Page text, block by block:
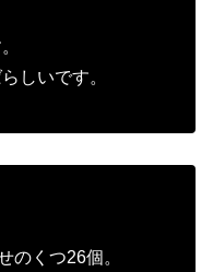
しいです。
のくつ26個。